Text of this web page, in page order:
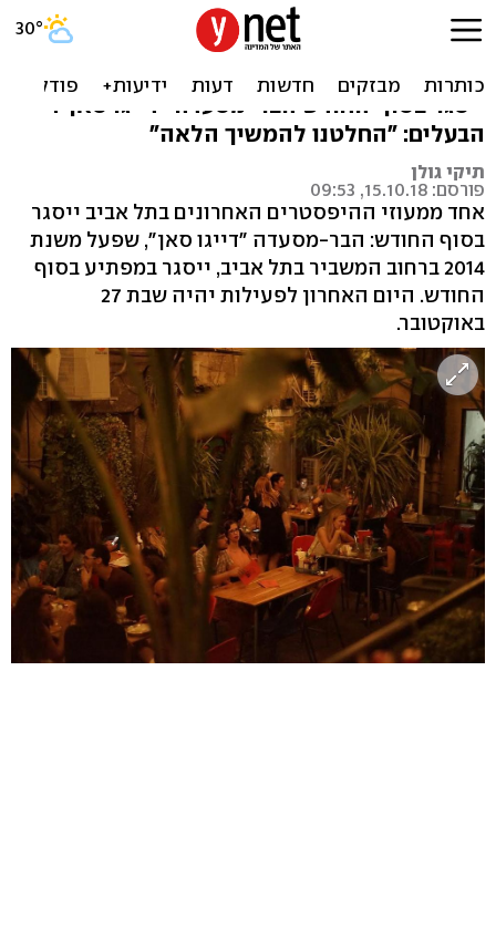
הבר-מסעדה "דייגו סאן" נסגר
אחרי ארבע שנים של פעילות בדרום תל אביב,
ייסגר בסוף החודש הבר-מסעדה "דייגו סאן".
הבעלים: "החלטנו להמשיך הלאה"
תיקי גולן
פורסם: 15.10.18, 09:53
אחד ממעוזי ההיפסטרים האחרונים בתל אביב ייסגר
בסוף החודש: הבר-מסעדה "דייגו סאן", שפעל משנת
2014 ברחוב המשביר בתל אביב, ייסגר במפתיע בסוף
החודש. היום האחרון לפעילות יהיה שבת 27
באוקטובר.